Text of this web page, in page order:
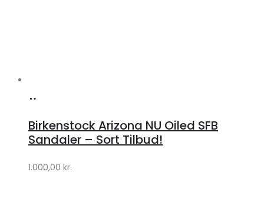
Lykke
Lykke
Birkenstock Arizona NU Oiled SFB
Sandaler – Sort Tilbud!
1.000,00 kr.